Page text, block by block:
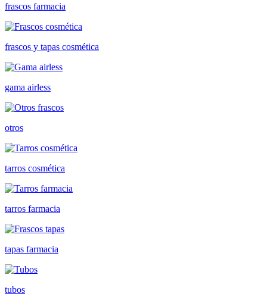
frascos farmacia
frascos y tapas cosmética
gama airless
otros
tarros cosmética
tarros farmacia
tapas farmacia
tubos